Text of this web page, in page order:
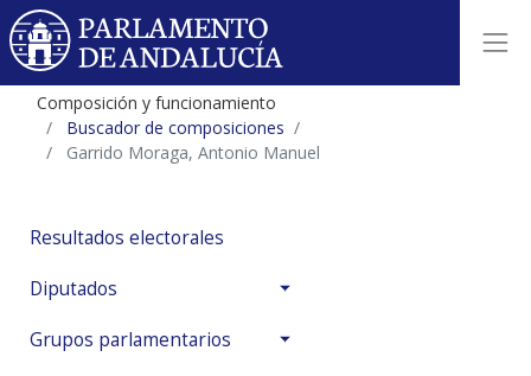
Composición y funcionamiento
Buscador de composiciones
Garrido Moraga, Antonio Manuel
Resultados electorales
Diputados
Grupos parlamentarios